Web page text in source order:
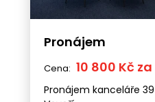
Pronájem
Cena: 10 800 Kč
Pronájem kanceláře